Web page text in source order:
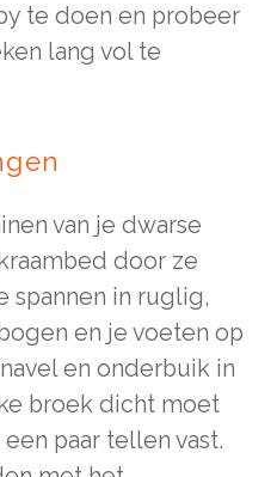
te doen en probeer
lang vol te
van je dwarse
door ze
spannen in ruglig,
en je voeten op
en onderbuik in
broek dicht moet
paar tellen vast.